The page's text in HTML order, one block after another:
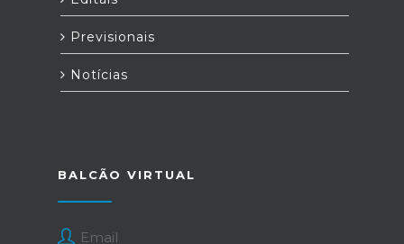
Previsionais
Notícias
BALCÃO VIRTUAL